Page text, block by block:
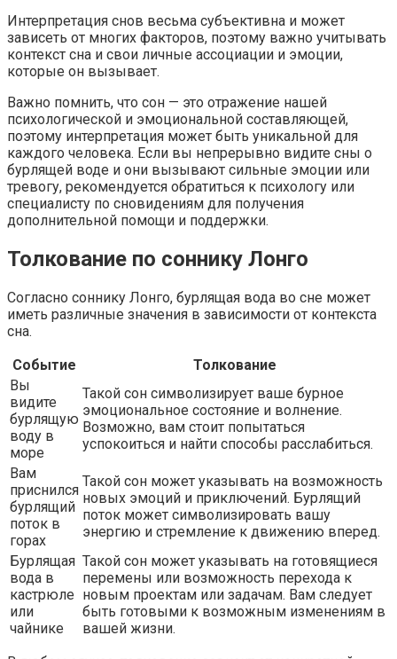
Интерпретация снов весьма субъективна и может
зависеть от многих факторов, поэтому важно учитывать
контекст сна и свои личные ассоциации и эмоции,
которые он вызывает.
Важно помнить, что сон — это отражение нашей
психологической и эмоциональной составляющей,
поэтому интерпретация может быть уникальной для
каждого человека. Если вы непрерывно видите сны о
бурлящей воде и они вызывают сильные эмоции или
тревогу, рекомендуется обратиться к психологу или
специалисту по сновидениям для получения
дополнительной помощи и поддержки.
Толкование по соннику Лонго
Согласно соннику Лонго, бурлящая вода во сне может
иметь различные значения в зависимости от контекста
сна.
Событие
Толкование
Вы
видите
бурлящую
воду в
море
Такой сон символизирует ваше бурное
эмоциональное состояние и волнение.
Возможно, вам стоит попытаться
успокоиться и найти способы расслабиться.
Вам
приснился
бурлящий
поток в
горах
Такой сон может указывать на возможность
новых эмоций и приключений. Бурлящий
поток может символизировать вашу
энергию и стремление к движению вперед.
Бурлящая
вода в
кастрюле
или
чайнике
Такой сон может указывать на готовящиеся
перемены или возможность перехода к
новым проектам или задачам. Вам следует
быть готовыми к возможным изменениям в
вашей жизни.